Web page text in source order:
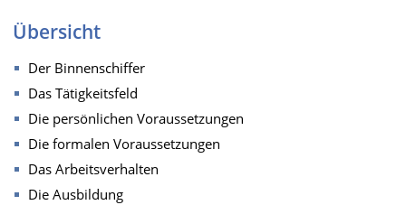
Übersicht
Der Binnenschiffer
Das Tätigkeitsfeld
Die persönlichen Voraussetzungen
Die formalen Voraussetzungen
Das Arbeitsverhalten
Die Ausbildung